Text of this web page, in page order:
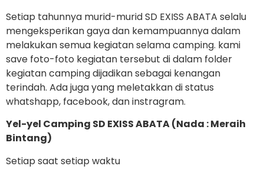
Setiap tahunnya murid-murid SD EXISS ABATA selalu
mengeksperikan gaya dan kemampuannya dalam
melakukan semua kegiatan selama camping. kami
save foto-foto kegiatan tersebut di dalam folder
kegiatan camping dijadikan sebagai kenangan
terindah. Ada juga yang meletakkan di status
whatshapp, facebook, dan instragram.
Yel-yel Camping SD EXISS ABATA (Nada : Meraih
Bintang)
Setiap saat setiap waktu